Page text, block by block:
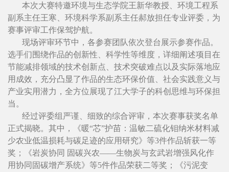
本次大赛特邀环境与生态学院王新华教授、环境工程系
副系主任王寒、环境科学系副系主任郝放担任专业评委，为
赛事评审工作保驾护航。
现场评审环节中，各参赛团队依次登台展示参赛作品。
选手们围绕作品的创新性、科学性等维度，详细阐述项目在
节能减排领域的技术创新点、技术突破难点以及实际落地应
用成效，充分凸显了作品的生态环保价值、社会实践意义与
产业实用潜力，全方位展现了江大学子的科创思维与环保担
当。
经过评委组严谨、细致的综合评审，本次赛事获奖名单
正式揭晓。其中，《暖“芯”护苗：温敏二硫化钼纳米材料减
少农业低温损耗与碳足迹的应用研究》等3件作品斩获一等
奖；《岩炭协同 固碳兴农——生物炭与玄武岩增强风化作
用协同固碳增产系统》等5件作品荣获二等奖；《污泥变